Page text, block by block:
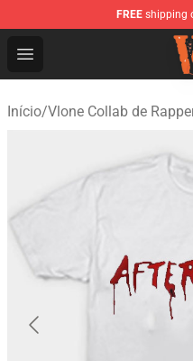
FREE shipping
Open menu
Vlone Shirt Store -
Início/Vlone Collab de